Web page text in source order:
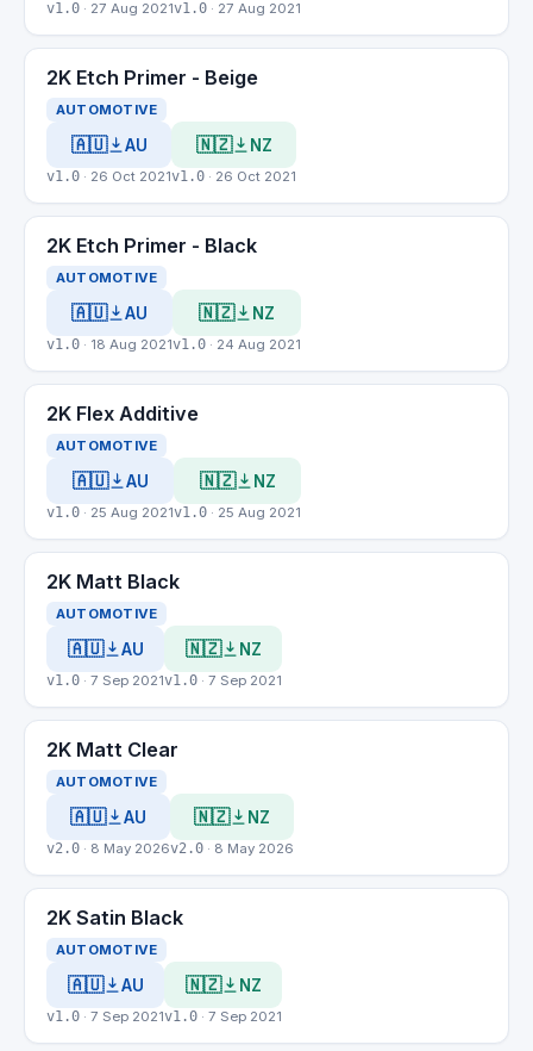
v1.0 · 27 Aug 2021v1.0 · 27 Aug 2021
2K Etch Primer - Beige
AUTOMOTIVE
🇦🇺 AU
v1.0 · 26 Oct 2021
🇳🇿 NZ
v1.0 · 26 Oct 2021
2K Etch Primer - Black
AUTOMOTIVE
🇦🇺 AU
v1.0 · 18 Aug 2021
🇳🇿 NZ
v1.0 · 24 Aug 2021
2K Flex Additive
AUTOMOTIVE
🇦🇺 AU
v1.0 · 25 Aug 2021
🇳🇿 NZ
v1.0 · 25 Aug 2021
2K Matt Black
AUTOMOTIVE
🇦🇺 AU
v1.0 · 7 Sep 2021
🇳🇿 NZ
v1.0 · 7 Sep 2021
2K Matt Clear
AUTOMOTIVE
🇦🇺 AU
v2.0 · 8 May 2026
🇳🇿 NZ
v2.0 · 8 May 2026
2K Satin Black
AUTOMOTIVE
🇦🇺 AU
v1.0 · 7 Sep 2021
🇳🇿 NZ
v1.0 · 7 Sep 2021